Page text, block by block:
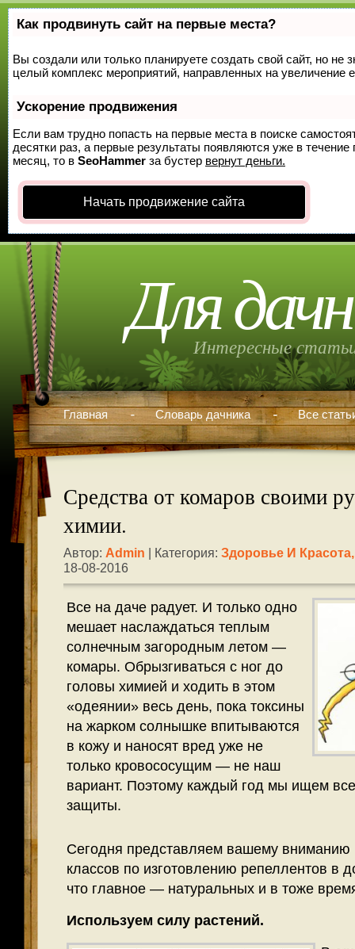
Как продвинуть сайт на первые места?
Вы создали или только планируете создать свой сайт, но не
целый комплекс мероприятий, направленных на увеличение
Ускорение продвижения
Если вам трудно попасть на первые места в поиске
десятки раз, а первые результаты появляются уже в
месяц, то в SeoHammer за бустер вернут деньги.
Начать продвижение сайта
Для
Интересные
Главная Словарь дачника Все
Средства от комаров своими
химии.
Автор: Admin | Категория: Здоровье И Красота
18-08-2016
Все на даче радует. И только одно
мешает наслаждаться теплым
солнечным загородным летом —
комары. Обрызгиваться с ног до
головы химией и ходить в этом
«одеянии» весь день, пока токсины
на жарком солнышке впитываются
в кожу и наносят вред уже не
только кровососущим — не наш
вариант. Поэтому каждый год мы ищем
защиты.
Сегодня представляем вашему вниманию
классов по изготовлению репеллентов в
что главное — натуральных и в тоже
Используем силу растений.